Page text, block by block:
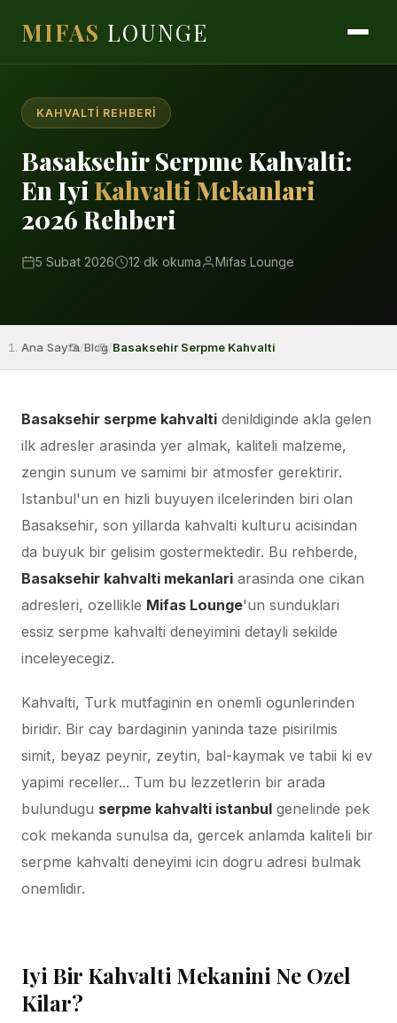
MIFAS LOUNGE
KAHVALTI REHBERI
Basaksehir Serpme Kahvalti:
En Iyi Kahvalti Mekanlari
2026 Rehberi
5 Subat 2026 12 dk okuma Mifas Lounge
Ana Sayfa/Blog/Basaksehir Serpme Kahvalti
Basaksehir serpme kahvalti denildiginde akla gelen
ilk adresler arasinda yer almak, kaliteli malzeme,
zengin sunum ve samimi bir atmosfer gerektirir.
Istanbul'un en hizli buyuyen ilcelerinden biri olan
Basaksehir, son yillarda kahvalti kulturu acisindan
da buyuk bir gelisim gostermektedir. Bu rehberde,
Basaksehir kahvalti mekanlari arasinda one cikan
adresleri, ozellikle Mifas Lounge'un sunduklari
essiz serpme kahvalti deneyimini detayli sekilde
inceleyecegiz.
Kahvalti, Turk mutfaginin en onemli ogunlerinden
biridir. Bir cay bardaginin yaninda taze pisirilmis
simit, beyaz peynir, zeytin, bal-kaymak ve tabii ki ev
yapimi receller... Tum bu lezzetlerin bir arada
bulundugu serpme kahvalti istanbul genelinde pek
cok mekanda sunulsa da, gercek anlamda kaliteli bir
serpme kahvalti deneyimi icin dogru adresi bulmak
onemlidir.
Mifas Lounge'da havuz manzarali serpme kahvalti
Iyi Bir Kahvalti Mekanini Ne Ozel
Kilar?